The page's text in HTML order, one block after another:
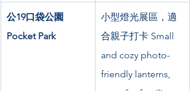
公19口袋公園
Pocket Park
小型燈光展區，適
合親子打卡 Small
and cozy photo-
friendly lanterns,